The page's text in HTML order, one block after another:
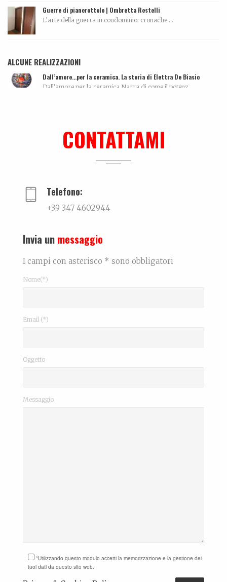
Guerre di pianerottolo | Ombretta Restelli
L’arte della guerra in condominio: cronache ...
ALCUNE REALIZZAZIONI
Dall’amore…per la ceramica. La storia di Elettra De Biasio
Dall'amore per la ceramica.Narra di come il potenz...
Articolo tratto da Corriere di Rimini del 10 maggi...
CONTATTAMI
Telefono:
+39 347 4602944
Invia un messaggio
I campi con asterisco * sono obbligatori
Nome(*)
Email (*)
Oggetto
Messaggio
*Utilizzando questo modulo accetti la memorizzazione e la gestione dei
tuoi dati da questo sito web.